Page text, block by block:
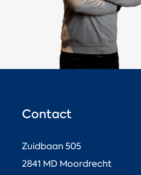
Contact
Zuidbaan 505
2841 MD Moordrecht